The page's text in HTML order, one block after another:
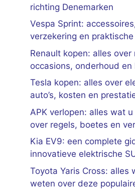
richting Denemarken
Vespa Sprint:
verzekering en
Renault kopen: alles over
occasions, onderhoud en
Tesla kopen: alles over
auto’s, kosten en
APK verlopen: alles wat
over regels, boetes en
Kia EV9: een complete
innovatieve elektrische
Toyota Yaris Cross: alles
weten over deze